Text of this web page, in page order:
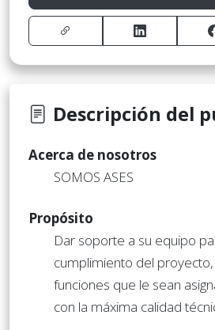
Descripción del
Acerca de nosotros
SOMOS ASES
Propósito
Dar soporte a su equipo
cumplimiento del
funciones que le sean
con la máxima calidad